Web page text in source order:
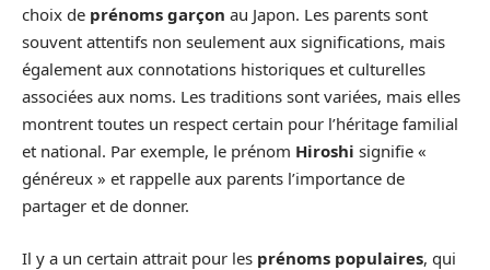
choix de prénoms garçon au Japon. Les parents sont
souvent attentifs non seulement aux significations, mais
également aux connotations historiques et culturelles
associées aux noms. Les traditions sont variées, mais elles
montrent toutes un respect certain pour l’héritage familial
et national. Par exemple, le prénom Hiroshi signifie «
généreux » et rappelle aux parents l’importance de
partager et de donner.
Il y a un certain attrait pour les prénoms populaires, qui